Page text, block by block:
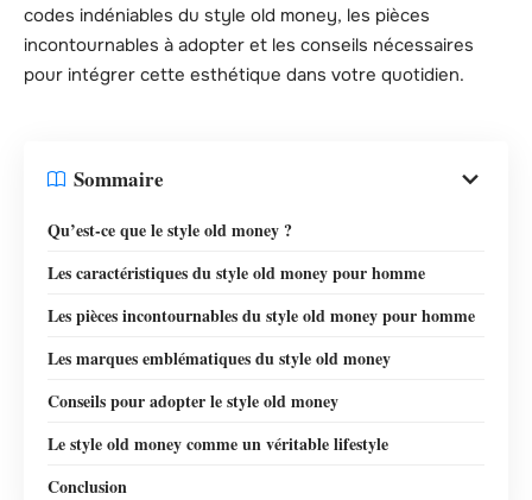
codes indéniables du style old money, les pièces
incontournables à adopter et les conseils nécessaires
pour intégrer cette esthétique dans votre quotidien.
Sommaire
Qu’est-ce que le style old money ?
Les caractéristiques du style old money pour homme
Les pièces incontournables du style old money pour homme
Les marques emblématiques du style old money
Conseils pour adopter le style old money
Le style old money comme un véritable lifestyle
Conclusion